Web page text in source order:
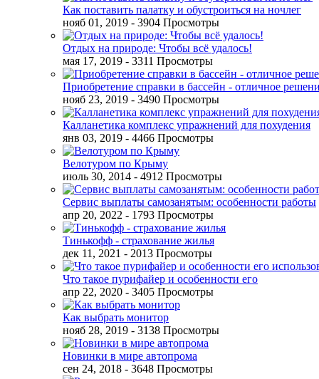
Как поставить палатку и обустроиться на ночлег
нояб 01, 2019 - 3904 Просмотры
Отдых на природе: Чтобы всё удалось!
мая 17, 2019 - 3311 Просмотры
Приобретение справки в бассейн - отличное
нояб 23, 2019 - 3490 Просмотры
Калланетика комплекс упражнений для похудения
янв 03, 2019 - 4466 Просмотры
Велотуром по Крыму
июль 30, 2014 - 4912 Просмотры
Сервис выплаты самозанятым: особенности работы
апр 20, 2022 - 1793 Просмотры
Тинькофф - страхование жилья
дек 11, 2021 - 2013 Просмотры
Что такое пурифайер и особенности его
апр 22, 2020 - 3405 Просмотры
Как выбрать монитор
нояб 28, 2019 - 3138 Просмотры
Новинки в мире автопрома
сен 24, 2018 - 3648 Просмотры